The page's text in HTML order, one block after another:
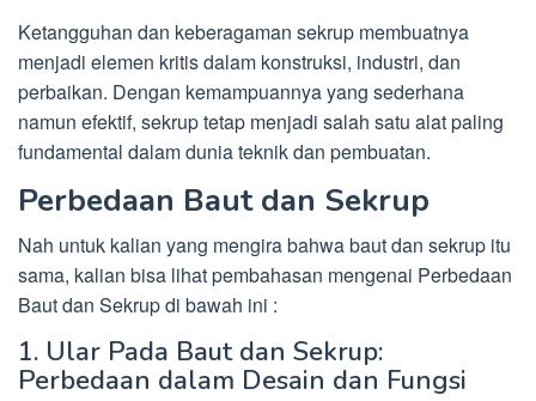
Ketangguhan dan keberagaman sekrup membuatnya
menjadi elemen kritis dalam konstruksi, industri, dan
perbaikan. Dengan kemampuannya yang sederhana
namun efektif, sekrup tetap menjadi salah satu alat paling
fundamental dalam dunia teknik dan pembuatan.
Perbedaan Baut dan Sekrup
Nah untuk kalian yang mengira bahwa baut dan sekrup itu
sama, kalian bisa lihat pembahasan mengenai Perbedaan
Baut dan Sekrup di bawah ini :
1. Ular Pada Baut dan Sekrup:
Perbedaan dalam Desain dan Fungsi